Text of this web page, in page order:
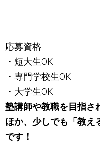
応募資格
・短大生OK
・専門学校生OK
・大学生OK
塾講師や教職を目指さ
ほか、少しでも「教え
です！